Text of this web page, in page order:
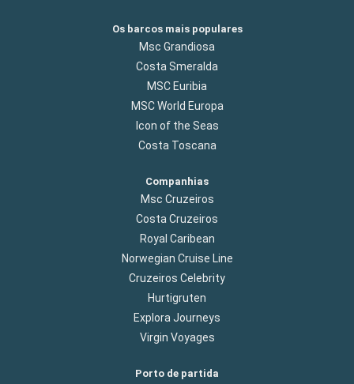
Os barcos mais populares
Msc Grandiosa
Costa Smeralda
MSC Euribia
MSC World Europa
Icon of the Seas
Costa Toscana
Companhias
Msc Cruzeiros
Costa Cruzeiros
Royal Caribean
Norwegian Cruise Line
Cruzeiros Celebrity
Hurtigruten
Explora Journeys
Virgin Voyages
Porto de partida